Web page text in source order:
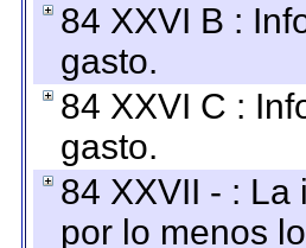
84 XXVI B :
gasto.
84 XXVI C :
gasto.
84 XXVII - :
por lo menos